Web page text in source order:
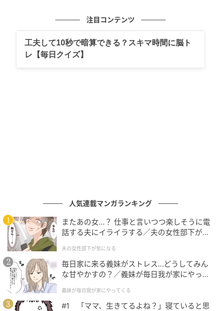
注目コンテンツ
工夫して10秒で暗算できる？スキマ時間に脳ト
レ【毎日クイズ】
人気連載マンガランキング
またあの女…？ 仕事と言いつつ楽しそうに電
話する夫にイライラする／夫の女性部下が気
夫の女性部下が気になる
毎日家に来る義妹がストレス…どうしてみん
な甘やかすの？／義妹が毎日我が家にやって
が】
義妹が毎日我が家にやってくる
#1 「ママ、生きてるよね？」寝ていると思